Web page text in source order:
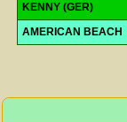
KENNY (GER)
AMERICAN BEACH